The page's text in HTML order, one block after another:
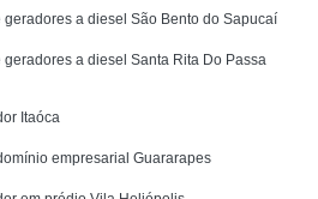
a diesel São Bento do Sapucaí
a diesel Santa Rita Do Passa
Itaóca
empresarial Guararapes